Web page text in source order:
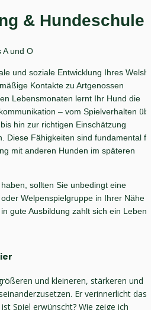
& Hundeschule
A und O
und soziale Entwicklung Ihres Welsh-
Kontakte zu Artgenossen
Lebensmonaten lernt Ihr Hund die
– vom Spielverhalten
hin zur richtigen Einschätzung
Diese Fähigkeiten sind fundamental
mit anderen Hunden im späteren
sollten Sie unbedingt eine
Welpenspielgruppe in Ihrer Nähe
gute Ausbildung zahlt sich ein Leben
und kleineren, stärkeren und
Er verinnerlicht das
Spiel erwünscht? Wie zeige ich